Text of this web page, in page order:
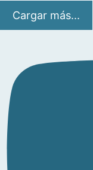
Cargar más...